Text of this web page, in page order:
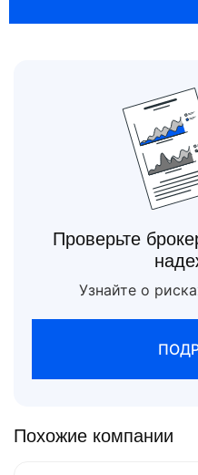
Проверьте
Узнайте о
Похожие компании